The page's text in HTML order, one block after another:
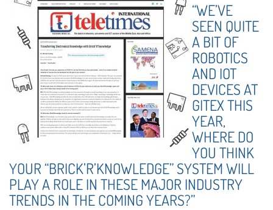
“WE’VE
SEEN QUITE
A BIT OF
ROBOTICS
AND IOT
DEVICES AT
GITEX THIS
YEAR,
WHERE DO
YOU THINK
YOUR “BRICK’R’KNOWLEDGE” SYSTEM WILL
PLAY A ROLE IN THESE MAJOR INDUSTRY
TRENDS IN THE COMING YEARS?”